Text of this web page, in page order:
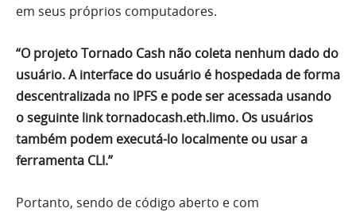
em seus próprios computadores.
“O projeto Tornado Cash não coleta nenhum dado do
usuário. A interface do usuário é hospedada de forma
descentralizada no IPFS e pode ser acessada usando
o seguinte link tornadocash.eth.limo. Os usuários
também podem executá-lo localmente ou usar a
ferramenta CLI.”
Portanto, sendo de código aberto e com